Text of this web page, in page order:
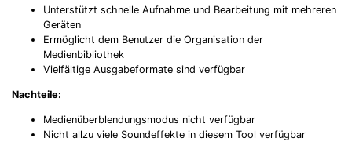
Unterstützt schnelle Aufnahme und Bearbeitung mit mehreren
Geräten
Ermöglicht dem Benutzer die Organisation der
Medienbibliothek
Vielfältige Ausgabeformate sind verfügbar
Nachteile:
Medienüberblendungsmodus nicht verfügbar
Nicht allzu viele Soundeffekte in diesem Tool verfügbar